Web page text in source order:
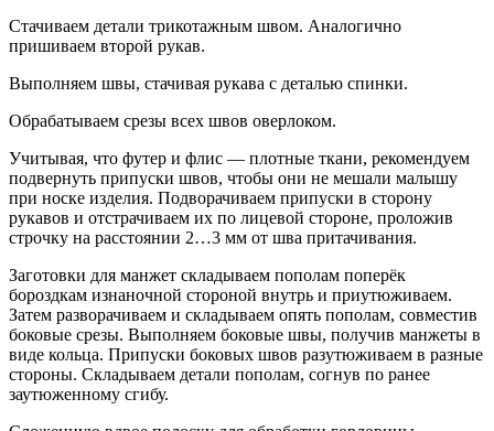
Стачиваем детали трикотажным швом. Аналогично
пришиваем второй рукав.
Выполняем швы, стачивая рукава с деталью спинки.
Обрабатываем срезы всех швов оверлоком.
Учитывая, что футер и флис — плотные ткани, рекомендуем
подвернуть припуски швов, чтобы они не мешали малышу
при носке изделия. Подворачиваем припуски в сторону
рукавов и отстрачиваем их по лицевой стороне, проложив
строчку на расстоянии 2…3 мм от шва притачивания.
Заготовки для манжет складываем пополам поперёк
бороздкам изнаночной стороной внутрь и приутюживаем.
Затем разворачиваем и складываем опять пополам, совместив
боковые срезы. Выполняем боковые швы, получив манжеты в
виде кольца. Припуски боковых швов разутюживаем в разные
стороны. Складываем детали пополам, согнув по ранее
заутюженному сгибу.